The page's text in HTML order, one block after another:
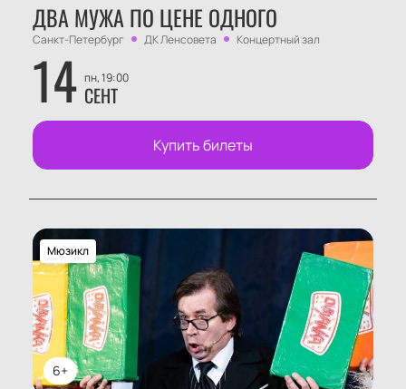
ДВА МУЖА ПО ЦЕНЕ ОДНОГО
Санкт-Петербург ДК Ленсовета Концертный зал
14 пн, 19:00
СЕНТ
Купить билеты
6+
Мюзикл